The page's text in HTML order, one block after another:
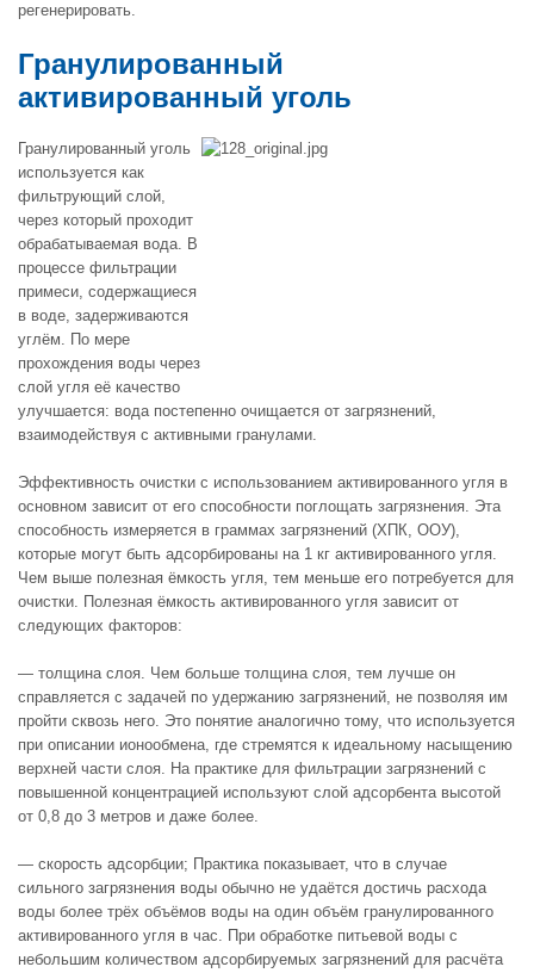
регенерировать.
Гранулированный
активированный уголь
Гранулированный уголь
используется как
фильтрующий слой,
через который проходит
обрабатываемая вода. В
процессе фильтрации
примеси, содержащиеся
в воде, задерживаются
углём. По мере
прохождения воды через
слой угля её качество
улучшается: вода постепенно очищается от загрязнений,
взаимодействуя с активными гранулами.
Эффективность очистки с использованием активированного угля в
основном зависит от его способности поглощать загрязнения. Эта
способность измеряется в граммах загрязнений (ХПК, ООУ),
которые могут быть адсорбированы на 1 кг активированного угля.
Чем выше полезная ёмкость угля, тем меньше его потребуется для
очистки. Полезная ёмкость активированного угля зависит от
следующих факторов:
— толщина слоя. Чем больше толщина слоя, тем лучше он
справляется с задачей по удержанию загрязнений, не позволяя им
пройти сквозь него. Это понятие аналогично тому, что используется
при описании ионообмена, где стремятся к идеальному насыщению
верхней части слоя. На практике для фильтрации загрязнений с
повышенной концентрацией используют слой адсорбента высотой
от 0,8 до 3 метров и даже более.
— скорость адсорбции; Практика показывает, что в случае
сильного загрязнения воды обычно не удаётся достичь расхода
воды более трёх объёмов воды на один объём гранулированного
активированного угля в час. При обработке питьевой воды с
небольшим количеством адсорбируемых загрязнений для расчёта